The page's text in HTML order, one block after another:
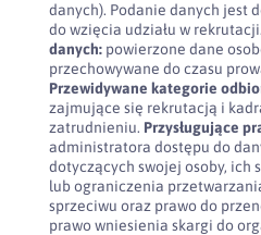
danych). Podanie danych jest
do wzięcia udziału w rekrutacji.
danych:powierzone dane
przechowywane do czasu
Przewidywane kategorie
zajmujące się rekrutacją i
zatrudnieniu. Przysługujące
administratora dostępu do
dotyczących swojej osoby, ich
lub ograniczenia
sprzeciwu oraz prawo do
prawo wniesienia skargi do